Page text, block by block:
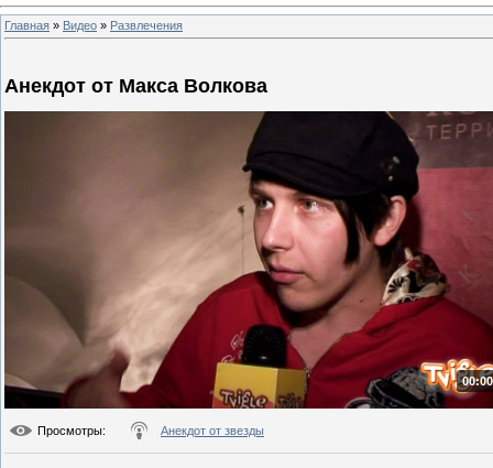
Главная » Видео » Развлечения
Анекдот от Макса Волкова
Просмотры: Анекдот от звезды